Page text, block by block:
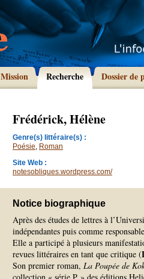
Mission Recherche Dossier de
Frédérick, Hélène
Genre(s) littéraire(s) :
Poésie, Roman
Site Web :
notesobliques.wordpress.com/
Notice biographique
Après des études de lettres à
indépendantes puis comme
Elle a participé à plusieurs
revues littéraires en tant que critique (
Son premier roman, La Poupée de